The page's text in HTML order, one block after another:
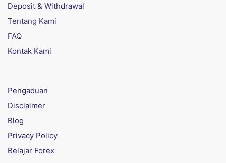
Deposit & Withdrawal
Tentang Kami
FAQ
Kontak Kami
Pengaduan
Disclaimer
Blog
Privacy Policy
Belajar Forex